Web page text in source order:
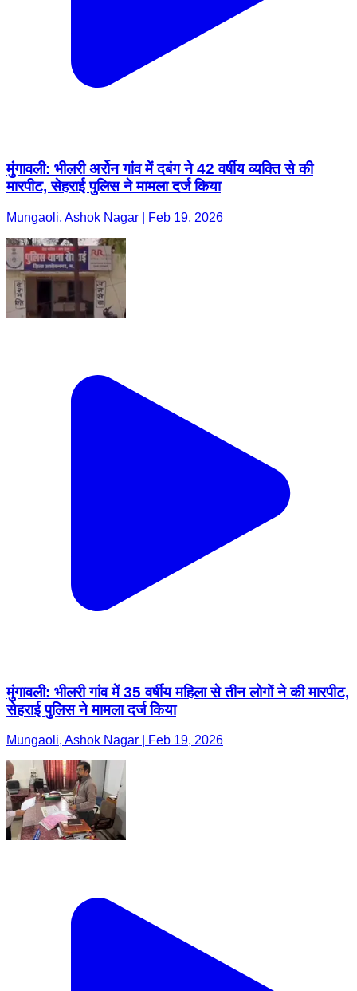
मुंगावली: भीलरी अर्रोन गांव में दबंग ने 42 वर्षीय व्यक्ति से की
मारपीट, सेहराई पुलिस ने मामला दर्ज किया
Mungaoli, Ashok Nagar | Feb 19, 2026
मुंगावली: भीलरी गांव में 35 वर्षीय महिला से तीन लोगों ने की मारपीट,
सेहराई पुलिस ने मामला दर्ज किया
Mungaoli, Ashok Nagar | Feb 19, 2026